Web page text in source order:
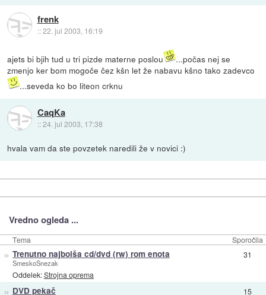
frenk
::22. jul 2003, 16:19
ajets bi bjih tud u tri pizde materne poslou
...počas nej se
zmenjo ker bom mogoče čez kšn let že nabavu kšno tako zadevco
...seveda ko bo liteon crknu
CaqKa
::24. jul 2003, 17:38
hvala vam da ste povzetek naredili že v novici :)
Vredno ogleda ...
Tema Sporočila
» Trenutno najbolša cd/dvd (rw) rom enota
SmeskoSnezak
Oddelek:Strojna oprema
31
» DVD pekač 15